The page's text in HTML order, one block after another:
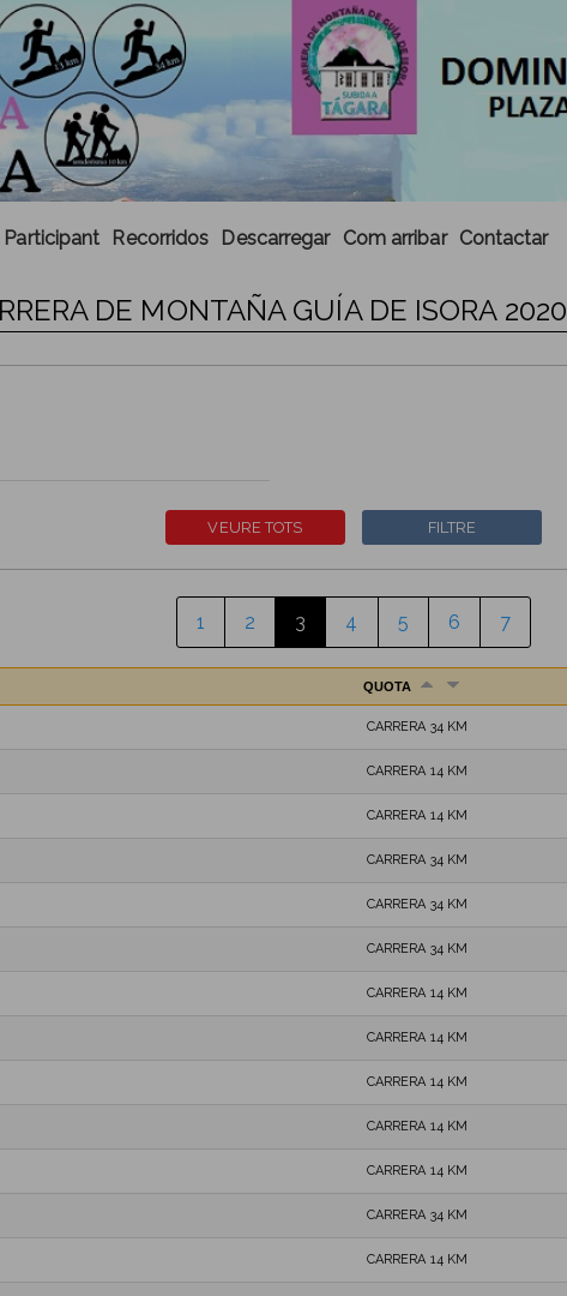
Recorridos Descarregar Com arribar Contactar
DE MONTAÑA GUÍA DE ISORA 2020
1 2 3 4 5 6 7
QUOTA
CARRERA 34 KM
CARRERA 14 KM
CARRERA 14 KM
CARRERA 34 KM
CARRERA 34 KM
CARRERA 34 KM
CARRERA 14 KM
CARRERA 14 KM
CARRERA 14 KM
CARRERA 14 KM
CARRERA 14 KM
CARRERA 34 KM
CARRERA 14 KM